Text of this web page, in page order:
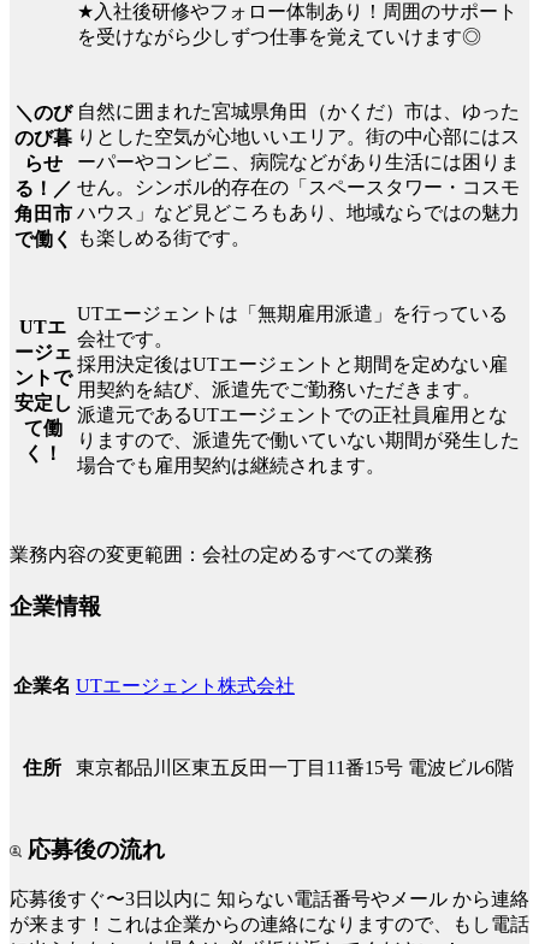
★入社後研修やフォロー体制あり！周囲のサポート
を受けながら少しずつ仕事を覚えていけます◎
＼のび
のび暮
らせ
る！／
角田市
で働く
自然に囲まれた宮城県角田（かくだ）市は、ゆった
りとした空気が心地いいエリア。街の中心部にはス
ーパーやコンビニ、病院などがあり生活には困りま
せん。シンボル的存在の「スペースタワー・コスモ
ハウス」など見どころもあり、地域ならではの魅力
も楽しめる街です。
UTエ
ージェ
ントで
安定し
て働
く！
UTエージェントは「無期雇用派遣」を行っている
会社です。
採用決定後はUTエージェントと期間を定めない雇
用契約を結び、派遣先でご勤務いただきます。
派遣元であるUTエージェントでの正社員雇用とな
りますので、派遣先で働いていない期間が発生した
場合でも雇用契約は継続されます。
業務内容の変更範囲：会社の定めるすべての業務
企業情報
企業名 UTエージェント株式会社
住所 東京都品川区東五反田一丁目11番15号 電波ビル6階
応募後の流れ
応募後すぐ〜3日以内に 知らない電話番号やメール から連絡
が来ます！これは企業からの連絡になりますので、もし電話